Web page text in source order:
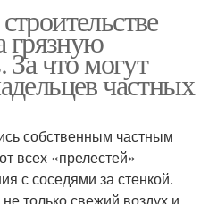
грязную
что могут
частных
собственным частным
всех «прелестей»
с соседями за стенкой.